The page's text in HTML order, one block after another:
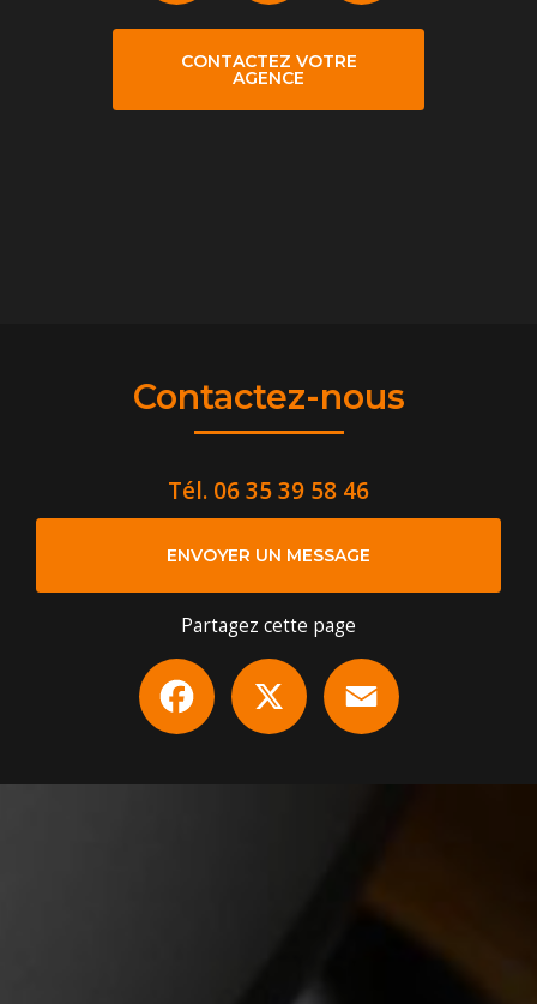
CONTACTEZ VOTRE
AGENCE
Contactez-nous
Tél. 06 35 39 58 46
ENVOYER UN MESSAGE
Partagez cette page
Facebook